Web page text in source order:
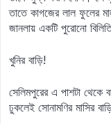
তাতে কাগজের লাল ফুলের
জানলায় একটি পুরোনো
খুনির বাড়ি!
সেলিমপুরের এ পাশটা থেকে
ঢুকলেই সোনামণির মাসির